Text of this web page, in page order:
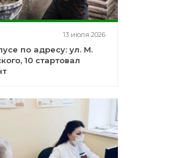
13 июля 2026
по адресу: ул. М.
10 стартовал